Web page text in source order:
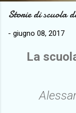
Storie di scuola
- giugno 08, 2017
La